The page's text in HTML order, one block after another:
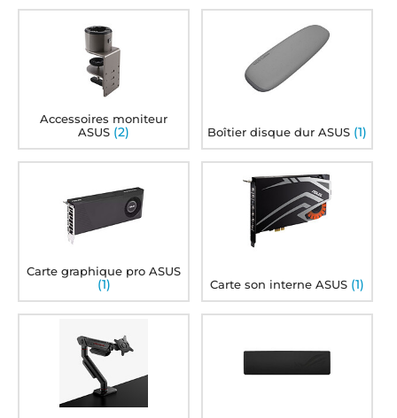
Accessoires moniteur
ASUS (2) Boîtier disque dur ASUS (1)
Carte graphique pro ASUS
(1) Carte son interne ASUS (1)